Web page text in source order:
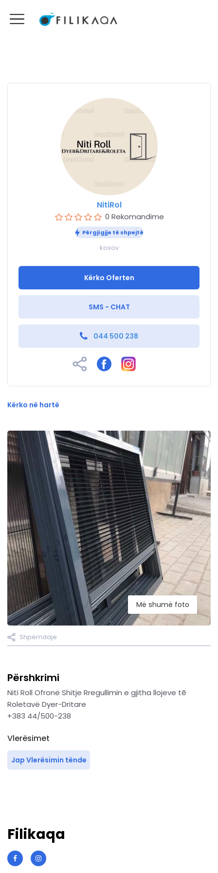
Më shumë foto
Shpërndaje
Përshkrimi
Niti Roll Ofronë Shitje Rregullimin e gjitha llojeve tē
Roletavë Dyer-Dritare
+383 44/500-238
Vlerësimet
Jap Vlerësimin tënde
NitiRol
0 Rekomandime
Përgjigjje të shpejtë
kosov
Kërko Oferten
SMS - CHAT
044 500 238
Kërko në hartë
Filikaqa